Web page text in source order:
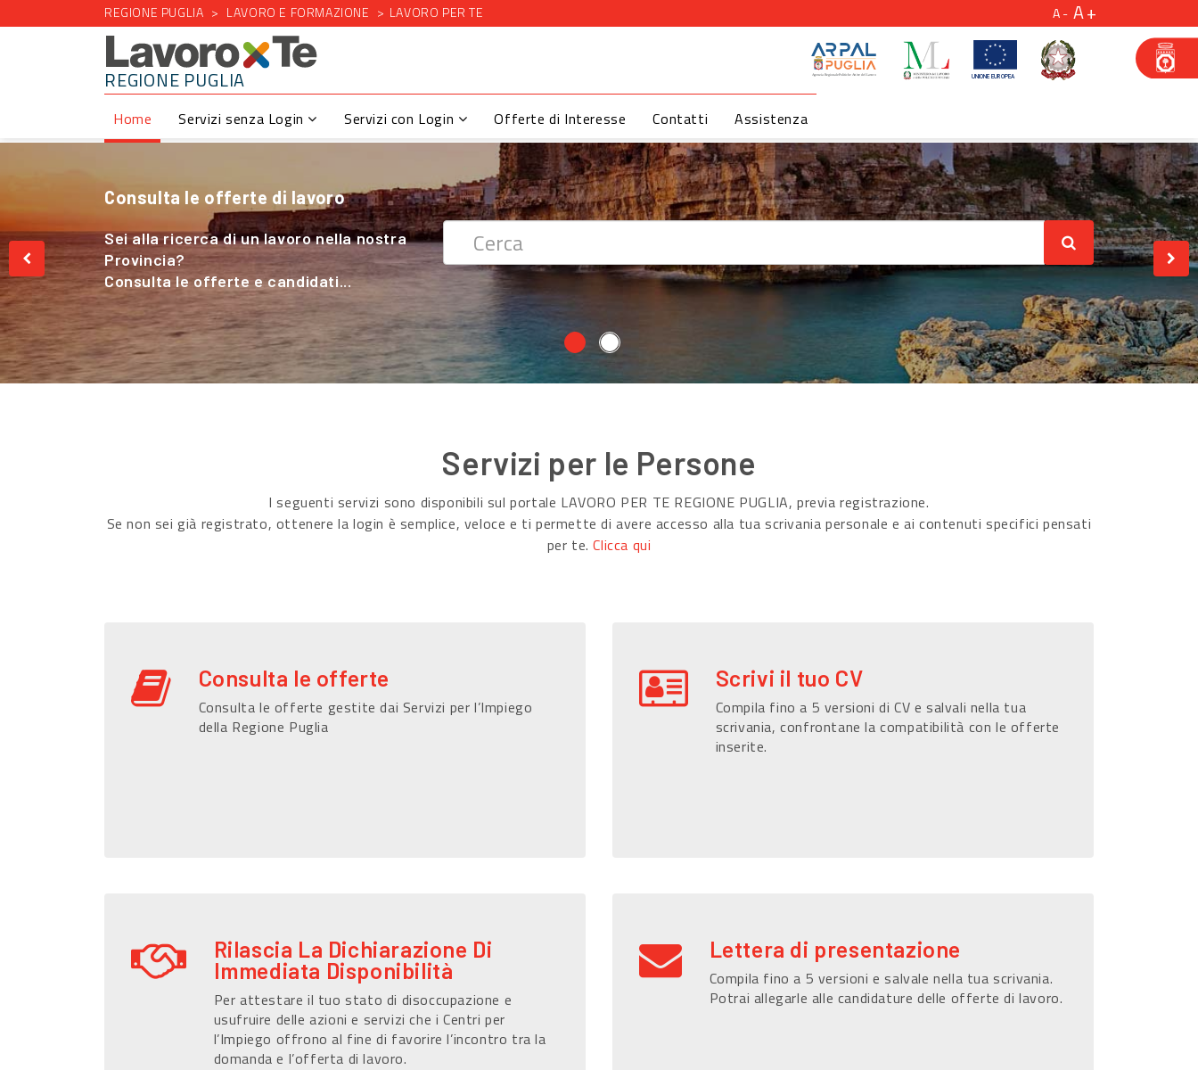
REGIONE PUGLIA LAVORO E FORMAZIONE LAVORO PER TE A A
REGIONE PUGLIA
Home Servizi senza Login Servizi con Login Offerte di Interesse Contatti Assistenza
Consulta le offerte di lavoro
Sei alla ricerca di un lavoro nella nostra
Provincia?
Consulta le offerte e candidati...
Cerchi Lavoro nel Settore Agricolo ?
Sei alla ricerca di un lavoro nella nostra
Provincia?
Consulta le offerte e candidati...
Servizi per le Persone
I seguenti servizi sono disponibili sul portale LAVORO PER TE REGIONE PUGLIA, previa registrazione.
Se non sei già registrato, ottenere la login è semplice, veloce e ti permette di avere accesso alla tua scrivania personale e ai contenuti specifici pensati
per te.Clicca qui
Consulta le offerte
Consulta le offerte gestite dai Servizi per l’Impiego
della Regione Puglia
Scrivi il tuo CV
Compila fino a 5 versioni di CV e salvali nella tua
scrivania, confrontane la compatibilità con le offerte
inserite.
Rilascia La Dichiarazione Di
Immediata Disponibilità
Per attestare il tuo stato di disoccupazione e
usufruire delle azioni e servizi che i Centri per
l’Impiego offrono al fine di favorire l’incontro tra la
domanda e l’offerta di lavoro.
Lettera di presentazione
Compila fino a 5 versioni e salvale nella tua scrivania.
Potrai allegarle alle candidature delle offerte di lavoro.